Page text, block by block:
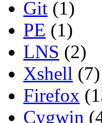
Git (1)
PE (1)
LNS (2)
Xshell (7)
Firefox
Cygwin